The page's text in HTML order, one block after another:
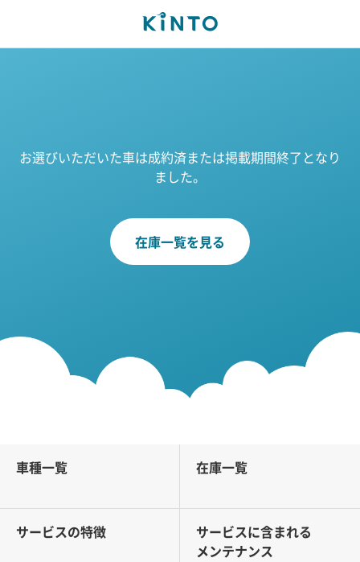
お選びいただいた車は成約済または掲載期間終了となり
ました。
在庫一覧を見る
車種一覧 在庫一覧
サービスの特徴
サービスに含まれる
メンテナンス